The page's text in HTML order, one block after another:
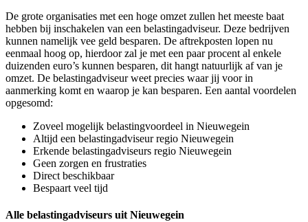
De grote organisaties met een hoge omzet zullen het meeste baat
hebben bij inschakelen van een belastingadviseur. Deze bedrijven
kunnen namelijk vee geld besparen. De aftrekposten lopen nu
eenmaal hoog op, hierdoor zal je met een paar procent al enkele
duizenden euro’s kunnen besparen, dit hangt natuurlijk af van je
omzet. De belastingadviseur weet precies waar jij voor in
aanmerking komt en waarop je kan besparen. Een aantal voordelen
opgesomd:
Zoveel mogelijk belastingvoordeel in Nieuwegein
Altijd een belastingadviseur regio Nieuwegein
Erkende belastingadviseurs regio Nieuwegein
Geen zorgen en frustraties
Direct beschikbaar
Bespaart veel tijd
Alle belastingadviseurs uit Nieuwegein